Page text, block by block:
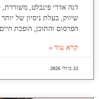
דנה אדרי פינבלט,
שיווק, בעלת ניסיון של
הפרסום והתוכן, הופכת
קרא עוד »
22 ביולי 2026